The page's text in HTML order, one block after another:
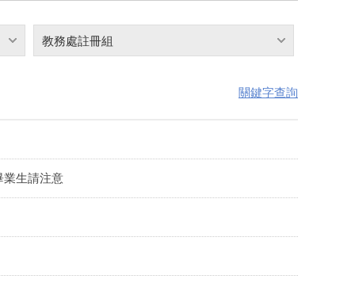
教務處註冊組
關鍵字查詢
業生請注意